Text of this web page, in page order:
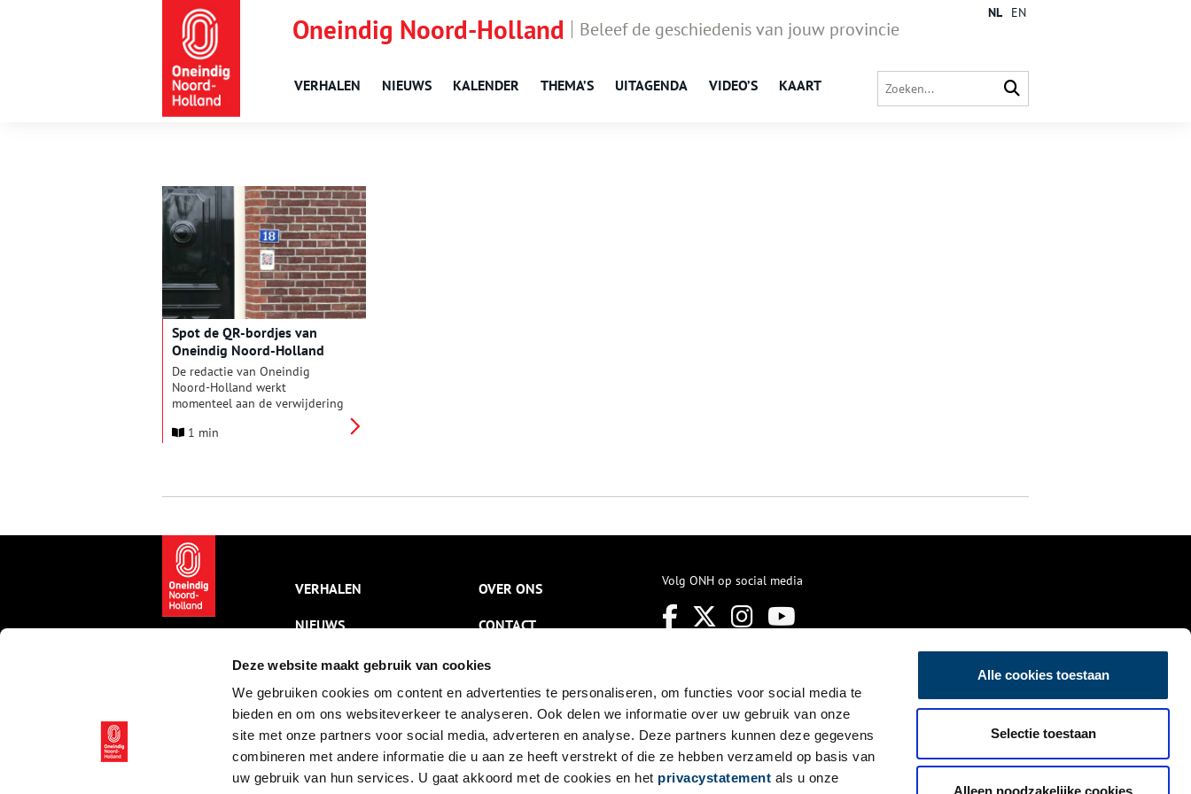
Deze website maakt gebruik van cookies
We gebruiken cookies om content en advertenties te personaliseren, om functies voor social media te
bieden en om ons websiteverkeer te analyseren. Ook delen we informatie over uw gebruik van onze
site met onze partners voor social media, adverteren en analyse. Deze partners kunnen deze gegevens
combineren met andere informatie die u aan ze heeft verstrekt of die ze hebben verzameld op basis van
uw gebruik van hun services. U gaat akkoord met de cookies en het privacystatement als u onze
Alle cookies toestaan
Selectie toestaan
Alleen noodzakelijke cookies
Oneindig Noord-Holland Beleef de geschiedenis van jouw provincie
VERHALEN NIEUWS KALENDER THEMA’S UITAGENDA VIDEO’S KAART
NL EN
Spot de QR-bordjes van
Oneindig Noord-Holland
De redactie van Oneindig
Noord-Holland werkt
momenteel aan de verwijdering
bordjes met daarop QR-codes,
ons gespot? Laat het weten via
1 min
VERHALEN
NIEUWS
KALENDER
THEMA’S
ACTIVITEITEN
VIDEO’S
OVER ONS
CONTACT
NIEUWSBRIEF
DISCLAIMER
PRIVACY
TOEGANKELIJKHEID
Volg ONH op social media